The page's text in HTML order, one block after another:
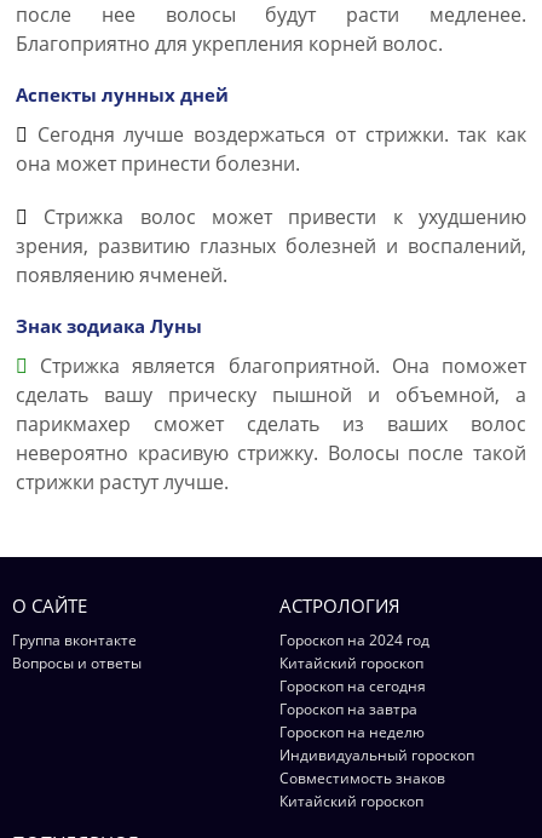
после нее волосы будут расти медленее.
Благоприятно для укрепления корней волос.
Аспекты лунных дней
Сегодня лучше воздержаться от стрижки. так как
она может принести болезни.
Стрижка волос может привести к ухудшению
зрения, развитию глазных болезней и воспалений,
появляению ячменей.
Знак зодиака Луны
Стрижка является благоприятной. Она поможет
сделать вашу прическу пышной и объемной, а
парикмахер сможет сделать из ваших волос
невероятно красивую стрижку. Волосы после такой
стрижки растут лучше.
О САЙТЕ
Группа вконтакте
Вопросы и ответы
АСТРОЛОГИЯ
Гороскоп на 2024 год
Китайский гороскоп
Гороскоп на сегодня
Гороскоп на завтра
Гороскоп на неделю
Индивидуальный гороскоп
Совместимость знаков
Китайский гороскоп